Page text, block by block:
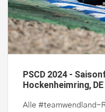
PSCD 2024 -
Hockenheimring, DE
Alle #teamwendland-